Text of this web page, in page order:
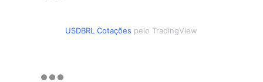
USDBRL Cotações pelo TradingView